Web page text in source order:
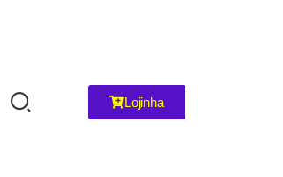
Lojinha